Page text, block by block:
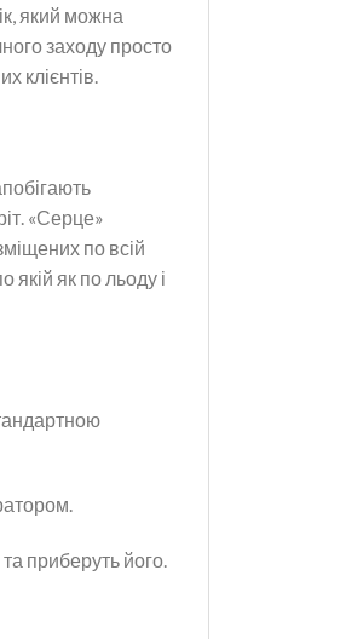
який можна
заходу просто
клієнтів.
«Серце»
по всій
якій як по льоду і
приберуть його.